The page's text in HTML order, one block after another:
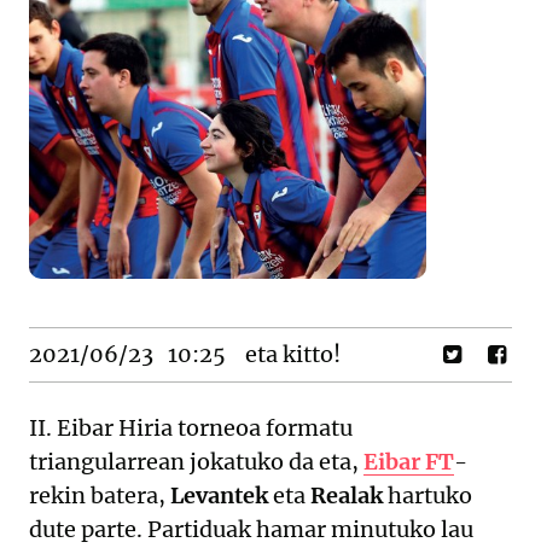
2021/06/23 10:25 eta kitto!
II. Eibar Hiria torneoa formatu
triangularrean jokatuko da eta, Eibar FT-
rekin batera, LevanteketaRealakhartuko
dute parte. Partiduak hamar minutuko lau